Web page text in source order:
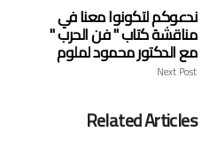
ندعوكم لتكونوا معنا في
مناقشة كتاب " فن الحرب "
مع الدكتور محمود لملوم
Next Post
Related Articles